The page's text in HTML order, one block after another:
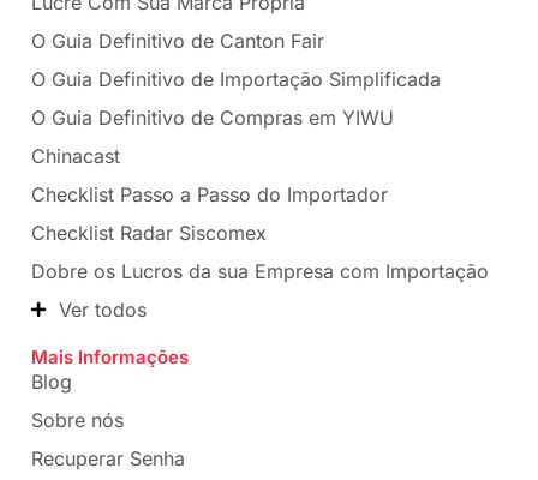
O Guia Definitivo de Canton Fair
O Guia Definitivo de Importação Simplificada
O Guia Definitivo de Compras em YIWU
Chinacast
Checklist Passo a Passo do Importador
Checklist Radar Siscomex
Dobre os Lucros da sua Empresa com Importação
Ver todos
Mais Informações
Blog
Sobre nós
Recuperar Senha